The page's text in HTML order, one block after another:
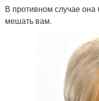
В противном случае она
мешать вам.